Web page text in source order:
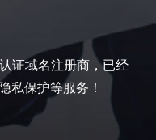
证域名注册商，已经
私保护等服务！